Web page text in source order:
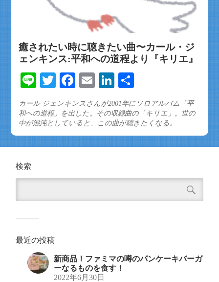
癒されたい時に聴きたい曲〜カール・ジ
ェンキンス:平和への道程より『キリエ』
LineTwitterFacebook
EmailLinkedIn
カール ジェンキンスさんが2001年にソロアルバム「平
和への道程」を出した。その収録曲の「キリエ」。世の
中が混沌としていると、この曲が聴きたくなる。
検索
最近の投稿
新商品！ファミマの噂のパンケーキバーガ
ーなるものを食す！
2022年6月30日